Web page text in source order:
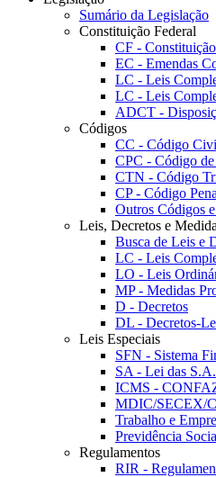
Sumário da Legislação
Constituição Federal
CF -
EC - Emendas
LC - Leis
LC - Leis
ADCT -
Códigos
CC - Código
CPC - Código
CTN - Código
CP - Código
Outros Códigos
Leis, Decretos e
Busca de Leis e
LC - Leis
LO - Leis
MP - Medidas
D - Decretos
DL - Decretos-
Leis Especiais
SFN - Sistema
SA - Lei das S.A.
ICMS -
MDIC/SECEX/
Trabalho e
Previdência
Regulamentos
RIR -